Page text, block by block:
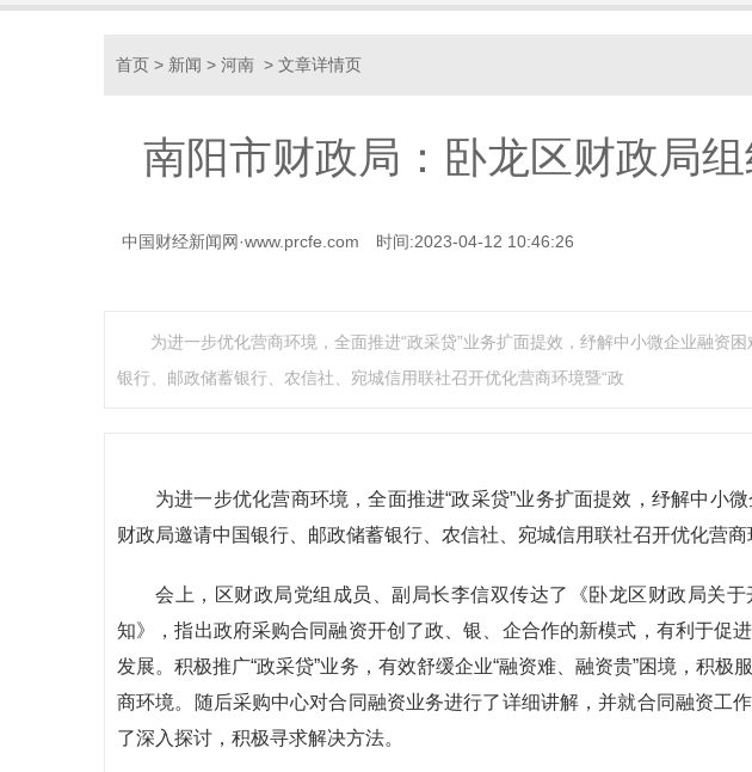
首页 > 新闻 > 河南 > 文章详情页
南阳市财政局：卧龙区财政局
中国财经新闻网·www.prcfe.com 时间:2023-04-12 10:46:26
为进一步优化营商环境，全面推进“政采贷”业务扩面提效，纾解中小微企业融资
银行、邮政储蓄银行、农信社、宛城信用联社召开优化营商环境暨“政
为进一步优化营商环境，全面推进“政采贷”业务扩面提效，纾解中小
财政局邀请中国银行、邮政储蓄银行、农信社、宛城信用联社召开优化营商
会上，区财政局党组成员、副局长李信双传达了《卧龙区财政局关
知》，指出政府采购合同融资开创了政、银、企合作的新模式，有利于促
发展。积极推广“政采贷”业务，有效舒缓企业“融资难、融资贵”困境，积极
商环境。随后采购中心对合同融资业务进行了详细讲解，并就合同融资工
了深入探讨，积极寻求解决方法。